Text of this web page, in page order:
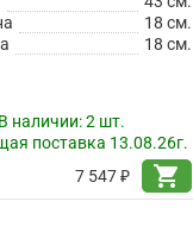
18 см.
18 см.
наличии:2 шт.
поставка 13.08.26г.
7 547 ₽
shopping_cart